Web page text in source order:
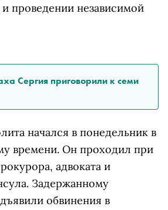
проведении независимой
Сергия приговорили к семи
начался в понедельник в
времени. Он проходил при
адвоката и
Задержанному
обвинения в